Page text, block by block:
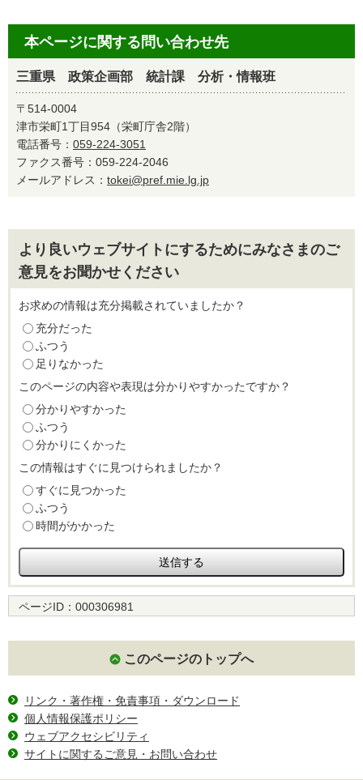
本ページに関する問い合わせ先
三重県 政策企画部 統計課 分析・情報班
〒514-0004
津市栄町1丁目954（栄町庁舎2階）
電話番号： 059-224-3051
ファクス番号：059-224-2046
メールアドレス： tokei@pref.mie.lg.jp
より良いウェブサイトにするためにみなさまのご
意見をお聞かせください
お求めの情報は充分掲載されていましたか？
充分だった
ふつう
足りなかった
このページの内容や表現は分かりやすかったですか？
分かりやすかった
ふつう
分かりにくかった
この情報はすぐに見つけられましたか？
すぐに見つかった
ふつう
時間がかかった
ページID： 000306981
このページのトップへ
リンク・著作権・免責事項・ダウンロード
個人情報保護ポリシー
ウェブアクセシビリティ
サイトに関するご意見・お問い合わせ